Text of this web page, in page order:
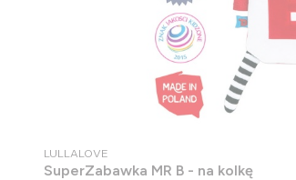
PRODUCENT
LULLALOVE
SuperZabawka MR B - na kolkę